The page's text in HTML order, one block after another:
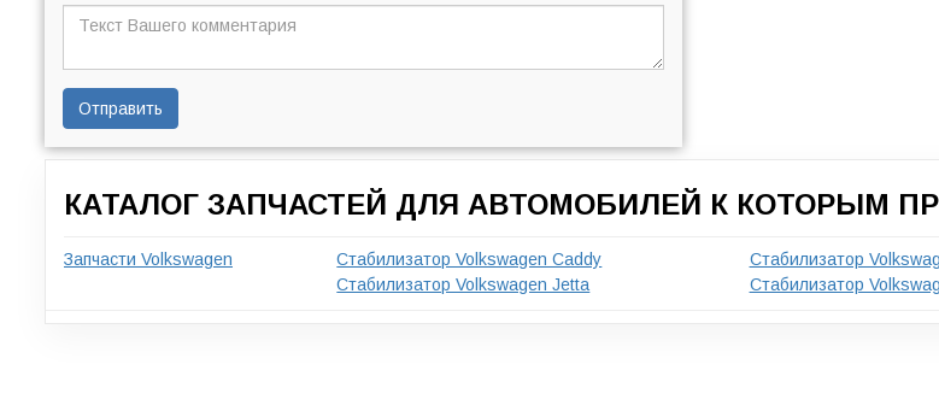
Отправить
КАТАЛОГ ЗАПЧАСТЕЙ ДЛЯ АВТОМОБИЛЕЙ К КОТОРЫМ
Запчасти Volkswagen Стабилизатор Volkswagen Caddy Стабилизатор
Стабилизатор Volkswagen Jetta
Стабилизатор